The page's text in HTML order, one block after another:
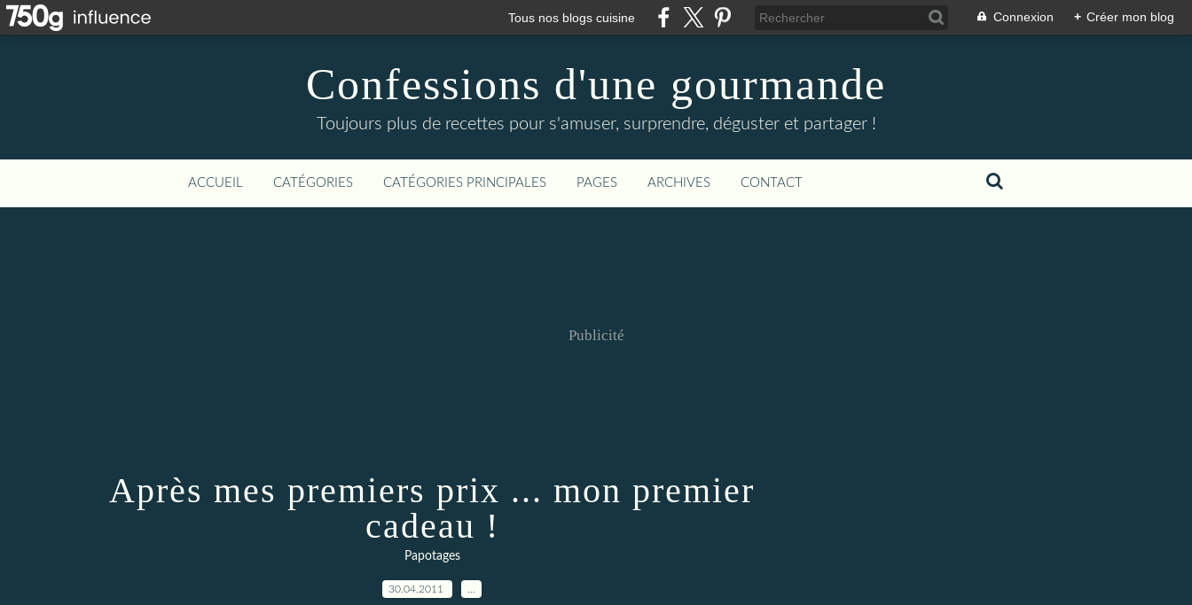
Tous nos blogs cuisine Connexion + Créer mon blog
Confessions d'une gourmande
Toujours plus de recettes pour s'amuser, surprendre, déguster et partager !
ACCUEIL CATÉGORIES CATÉGORIES PRINCIPALES PAGES ARCHIVES CONTACT
Publicité
Après mes premiers prix ... mon premier
cadeau !
Papotages
30.04.2011